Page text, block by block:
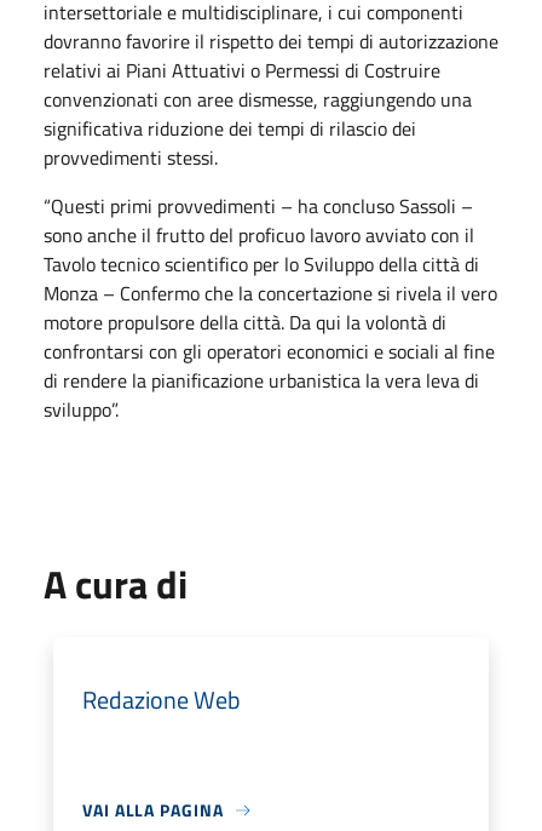
intersettoriale e multidisciplinare, i cui componenti
dovranno favorire il rispetto dei tempi di autorizzazione
relativi ai Piani Attuativi o Permessi di Costruire
convenzionati con aree dismesse, raggiungendo una
significativa riduzione dei tempi di rilascio dei
provvedimenti stessi.
“Questi primi provvedimenti – ha concluso Sassoli –
sono anche il frutto del proficuo lavoro avviato con il
Tavolo tecnico scientifico per lo Sviluppo della città di
Monza – Confermo che la concertazione si rivela il vero
motore propulsore della città. Da qui la volontà di
confrontarsi con gli operatori economici e sociali al fine
di rendere la pianificazione urbanistica la vera leva di
sviluppo”.
A cura di
Redazione Web
VAI ALLA PAGINA